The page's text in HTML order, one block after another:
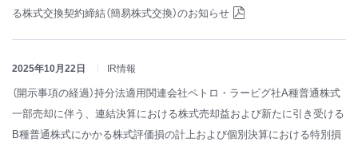
る株式交換契約締結（簡易株式交換）のお知らせ
2025年10月22日 IR情報
（開示事項の経過）持分法適用関連会社ペトロ・ラービグ社A種普通株式
一部売却に伴う、連結決算における株式売却益および新たに引き受ける
B種普通株式にかかる株式評価損の計上および個別決算における特別損